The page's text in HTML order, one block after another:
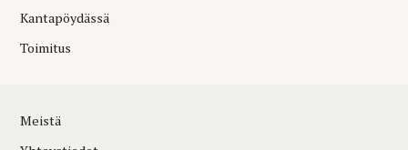
Kantapöydässä
Toimitus
Meistä